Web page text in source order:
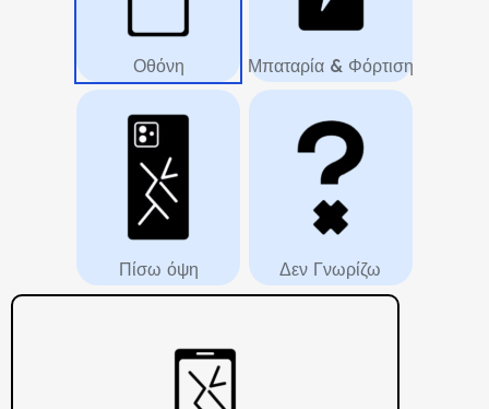
Οθόνη Μπαταρία & Φόρτιση
Πίσω όψη Δεν Γνωρίζω